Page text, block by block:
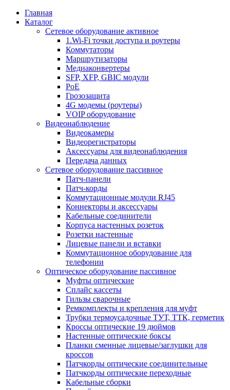
Главная
Каталог
Сетевое оборудование активное
1.Wi-Fi точки доступа и роутеры
Коммутаторы
Маршрутизаторы
Медиаконвертеры
SFP, XFP, GBIC модули
PoE
Грозозащита
4G модемы (роутеры)
VOIP оборудование
Видеонаблюдение
Видеокамеры
Видеорегистраторы
Аксессуары для видеонаблюдения
Передача данных
Сетевое оборудование пассивное
Патч-панели
Патч-корды
Коммутационные модули RJ45
Коннекторы и аксессуары
Кабельные соединители
Корпуса настенных розеток
Розетки настенные
Лицевые панели и вставки
Коммутационное оборудование для
телефонии
Оптическое оборудование пассивное
Муфты оптические
Сплайс кассеты
Гильзы сварочные
Ремкомплекты и крепления для муфт
Трубки термоусадочные ТУТ, ТТК, герметик
Кроссы оптические 19 дюймов
Настенные оптические боксы
Планки сменные лицевые/заглушки для
кроссов
Патчкорды оптические соединительные
Патчкорды оптические переходные
Кабельные сборки